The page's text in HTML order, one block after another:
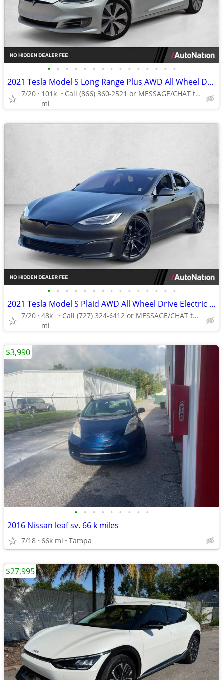
• • • • • • • • • • • • • • •
2021 Tesla Model S Long Range Plus AWD All Wheel Drive Electric AUTONATION
7/20
101k
mi
Call (866) 360-2521 or MESSAGE/CHAT to confirm availability
• • • • • • • • • • • • • • •
2021 Tesla Model S Plaid AWD All Wheel Drive Electric AUTONATION
7/20 48k
mi
Call (727) 324-6412 or MESSAGE/CHAT to confirm availability
• • • • • • • • •
2016 Nissan leaf sv. 66 k miles
7/18 66k mi Tampa
$3,990
$27,995